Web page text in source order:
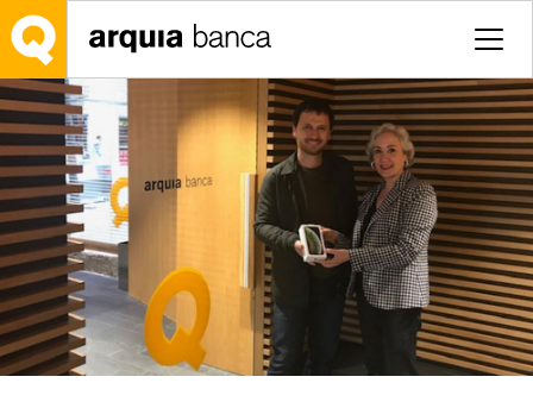
Salta al contingut principal